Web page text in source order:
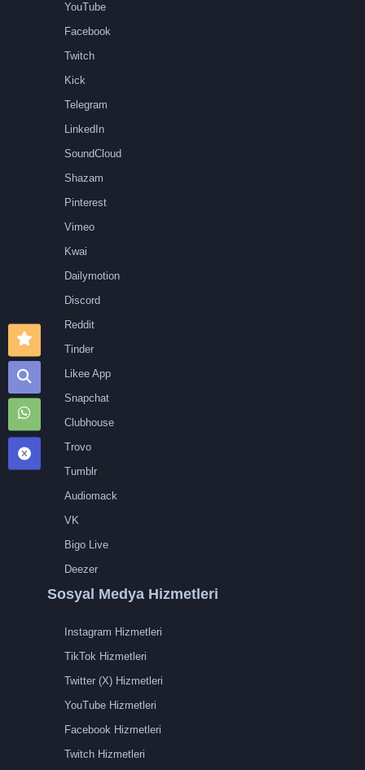
YouTube
Facebook
Twitch
Kick
Telegram
LinkedIn
SoundCloud
Shazam
Pinterest
Vimeo
Kwai
Dailymotion
Discord
Reddit
Tinder
Likee App
Snapchat
Clubhouse
Trovo
Tumblr
Audiomack
VK
Bigo Live
Deezer
Sosyal Medya Hizmetleri
Instagram Hizmetleri
TikTok Hizmetleri
Twitter (X) Hizmetleri
YouTube Hizmetleri
Facebook Hizmetleri
Twitch Hizmetleri